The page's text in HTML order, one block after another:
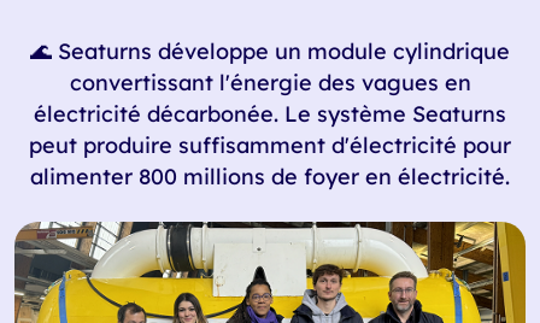
🌊 Seaturns développe un module cylindrique
convertissant l'énergie des vagues en
électricité décarbonée. Le système Seaturns
peut produire suffisamment d'électricité pour
alimenter 800 millions de foyer en électricité.